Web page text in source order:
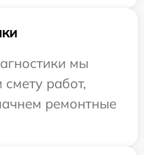
мы
работ,
ремонтные